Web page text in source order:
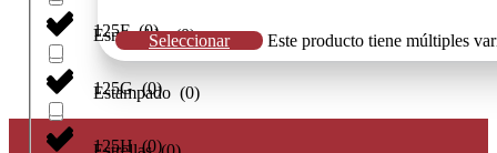
Esmeralda (0)
Estampado (0)
125F (0)
125G (0)
125H (0)
Seleccionar Este producto tiene múltiples